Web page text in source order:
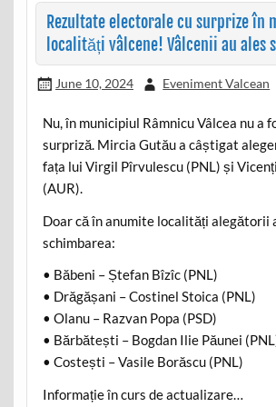
Rezultate electorale cu surprize în
localități vâlcene! Vâlcenii au ales
June 10, 2024 Eveniment Valcean
Nu, în municipiul Râmnicu Vâlcea nu a
surpriză. Mircia Gutău a câștigat
fața lui Virgil Pîrvulescu (PNL) și
(AUR).
Doar că în anumite localități alegătorii
schimbarea:
• Băbeni – Ștefan Bîzîc (PNL)
• Drăgășani – Costinel Stoica (PNL)
• Olanu – Razvan Popa (PSD)
• Bărbătești – Bogdan Ilie Păunei
• Costești – Vasile Borăscu (PNL)
Informație în curs de actualizare…